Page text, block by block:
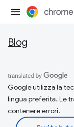
Blog
Google utilizza la
lingua preferita. Le
contenere errori.